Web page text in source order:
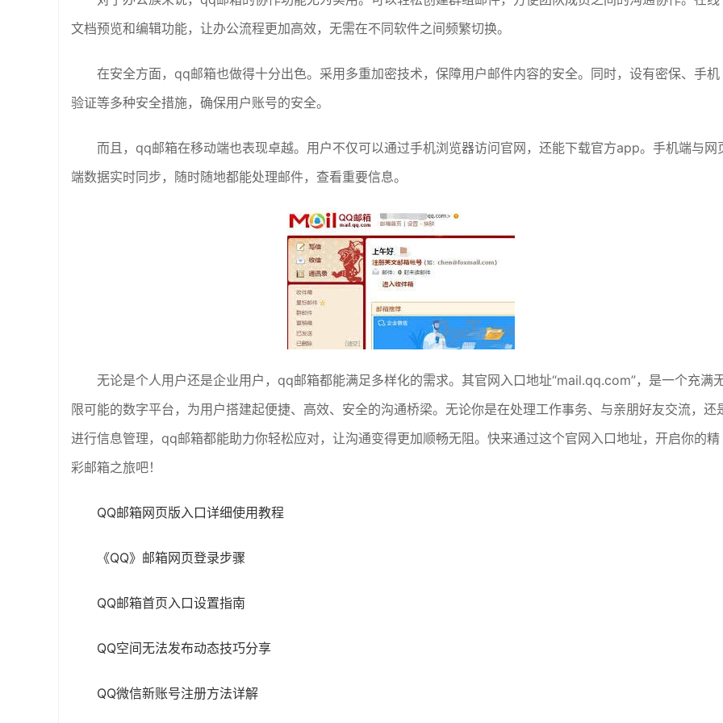
文档预览和编辑功能，让办公流程更加高效，无需在不同软件之间频繁切换。
在安全方面，qq邮箱也做得十分出色。采用多重加密技术，保障用户邮件内容的安全。同时，设有密保、手机
验证等多种安全措施，确保用户账号的安全。
而且，qq邮箱在移动端也表现卓越。用户不仅可以通过手机浏览器访问官网，还能下载官方app。手机端与网
端数据实时同步，随时随地都能处理邮件，查看重要信息。
无论是个人用户还是企业用户，qq邮箱都能满足多样化的需求。其官网入口地址“mail.qq.com”，是一个充满
限可能的数字平台，为用户搭建起便捷、高效、安全的沟通桥梁。无论你是在处理工作事务、与亲朋好友交流，还
进行信息管理，qq邮箱都能助力你轻松应对，让沟通变得更加顺畅无阻。快来通过这个官网入口地址，开启你的精
彩邮箱之旅吧！
QQ邮箱网页版入口详细使用教程
《QQ》邮箱网页登录步骤
QQ邮箱首页入口设置指南
QQ空间无法发布动态技巧分享
QQ微信新账号注册方法详解